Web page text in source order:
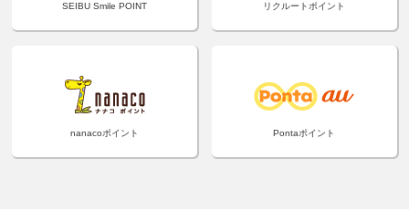
SEIBU Smile POINT リクルートポイント
nanacoポイント Pontaポイント